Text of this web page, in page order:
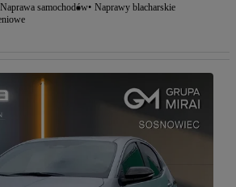
Naprawa samochodów Naprawy blacharskie